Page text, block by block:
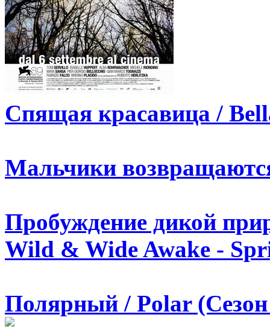
Спящая красавица /
Мальчики
Пробуждение дикой
Wild & Wide Awake -
Полярный / Polar (Сезон